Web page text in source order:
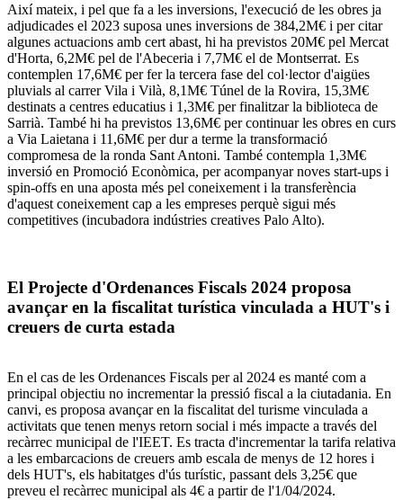
Així mateix, i pel que fa a les inversions, l'execució de les obres ja
adjudicades el 2023 suposa unes inversions de 384,2M€ i per citar
algunes actuacions amb cert abast, hi ha previstos 20M€ pel Mercat
d'Horta, 6,2M€ pel de l'Abeceria i 7,7M€ el de Montserrat. Es
contemplen 17,6M€ per fer la tercera fase del col·lector d'aigües
pluvials al carrer Vila i Vilà, 8,1M€ Túnel de la Rovira, 15,3M€
destinats a centres educatius i 1,3M€ per finalitzar la biblioteca de
Sarrià. També hi ha previstos 13,6M€ per continuar les obres en curs
a Via Laietana i 11,6M€ per dur a terme la transformació
compromesa de la ronda Sant Antoni. També contempla 1,3M€
inversió en Promoció Econòmica, per acompanyar noves start-ups i
spin-offs en una aposta més pel coneixement i la transferència
d'aquest coneixement cap a les empreses perquè sigui més
competitives (incubadora indústries creatives Palo Alto).
El Projecte d'Ordenances Fiscals 2024 proposa
avançar en la fiscalitat turística vinculada a HUT's i
creuers de curta estada
En el cas de les Ordenances Fiscals per al 2024 es manté com a
principal objectiu no incrementar la pressió fiscal a la ciutadania. En
canvi, es proposa avançar en la fiscalitat del turisme vinculada a
activitats que tenen menys retorn social i més impacte a través del
recàrrec municipal de l'IEET. Es tracta d'incrementar la tarifa relativa
a les embarcacions de creuers amb escala de menys de 12 hores i
dels HUT's, els habitatges d'ús turístic, passant dels 3,25€ que
preveu el recàrrec municipal als 4€ a partir de l'1/04/2024.